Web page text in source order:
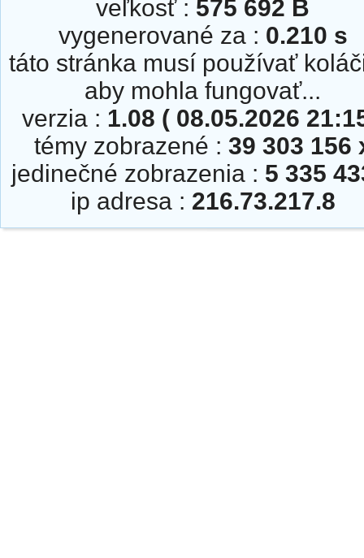
veľkosť : 575 692 B
vygenerované za : 0.210 s
táto stránka musí používať
aby mohla fungovať...
verzia : 1.08 ( 08.05.2026
témy zobrazené : 39 303 156
jedinečné zobrazenia : 5 335
ip adresa : 216.73.217.8